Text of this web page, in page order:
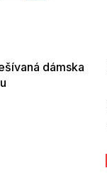
dámska